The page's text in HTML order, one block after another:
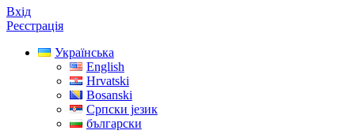
Вхід
Реєстрація
Українська
English
Hrvatski
Bosanski
Српски језик
български